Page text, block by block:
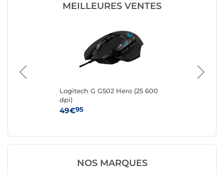
MEILLEURES VENTES
Logitech G G502 Hero (25 600
dpi)
49€95
NOS MARQUES